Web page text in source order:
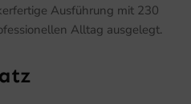
Ausführung mit 230
Alltag ausgelegt.